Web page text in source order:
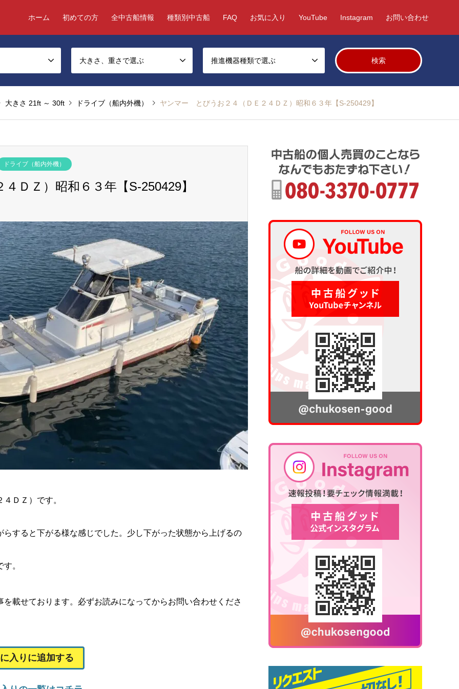
ホーム 初めての方 全中古船情報 種類別中古船 FAQ お気に入り YouTube Instagram お問い合わせ
大きさ、重さで選ぶ 推進機器種類で選ぶ
大きさ 21ft ～ 30ft ドライブ（船内外機） ヤンマー とびうお２４（ＤＥ２４ＤＺ）昭和６３年【S-250429】
ドライブ（船内外機）
ＤＺ）昭和６３年【S-250429】
ＤＺ）です。
すると下がる様な感じでした。少し下がった状態から上げるの
。
載せております。必ずお読みになってからお問い合わせくださ
入りに追加する